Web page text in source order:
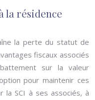
la résidence
la perte du statut de
fiscaux associés
sur la valeur
pour maintenir ces
la SCI à ses associés, à